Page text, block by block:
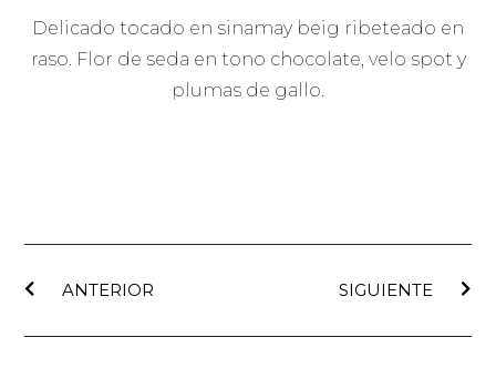
Delicado tocado en sinamay beig ribeteado en
raso. Flor de seda en tono chocolate, velo spot y
plumas de gallo.
ANTERIOR SIGUIENTE